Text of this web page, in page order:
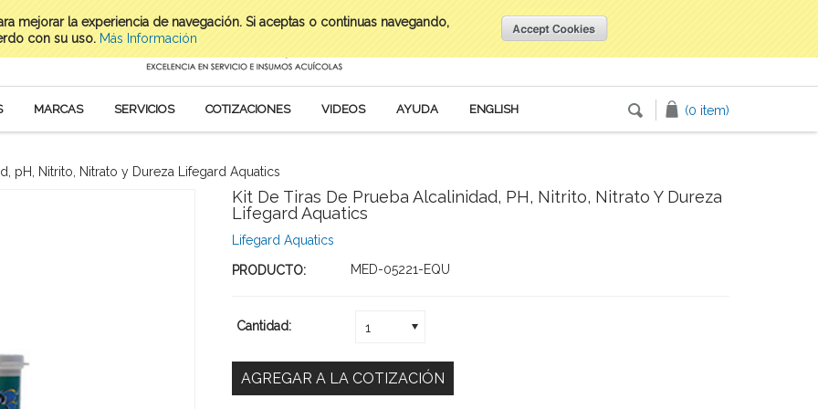
mejorar la experiencia de navegación. Si aceptas o continuas navegando,
con su uso. Más Información Inicia tu sesión
MARCAS SERVICIOS COTIZACIONES VIDEOS AYUDA ENGLISH (0 item)
pH, Nitrito, Nitrato y Dureza Lifegard Aquatics
Kit De Tiras De Prueba Alcalinidad, PH, Nitrito, Nitrato Y Dureza
Lifegard Aquatics
Lifegard Aquatics
PRODUCTO: MED-05221-EQU
Cantidad: 1